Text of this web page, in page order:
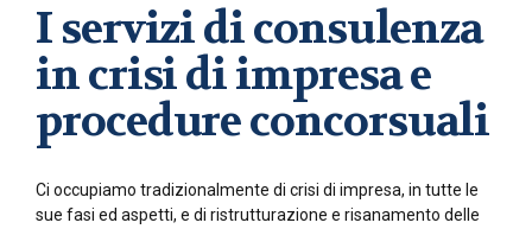
I servizi di consulenza
in crisi di impresa e
procedure concorsuali
Ci occupiamo tradizionalmente di crisi di impresa, in tutte le
sue fasi ed aspetti, e di ristrutturazione e risanamento delle